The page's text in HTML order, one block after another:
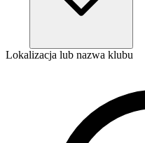
Lokalizacja lub nazwa klubu